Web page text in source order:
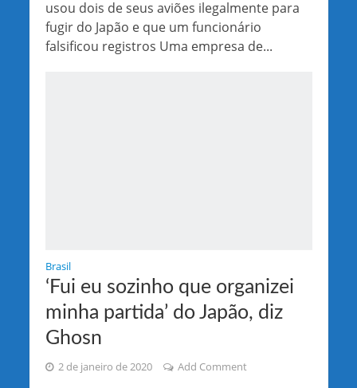
usou dois de seus aviões ilegalmente para
fugir do Japão e que um funcionário
falsificou registros Uma empresa de...
Brasil
‘Fui eu sozinho que organizei
minha partida’ do Japão, diz
Ghosn
2 de janeiro de 2020 Add Comment